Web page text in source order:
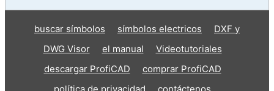
buscar símbolos símbolos electricos
DXF y
DWG Visor
el manual
Videotutoriales
descargar ProfiCAD
comprar ProfiCAD